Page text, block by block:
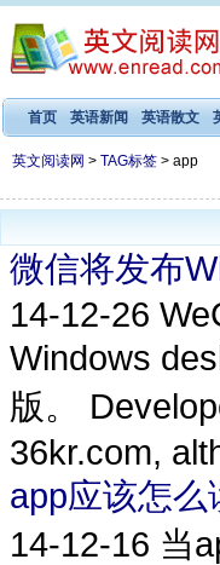
首页 英语新闻 英语散文
英文阅读网 > TAG标签 > app
微信将发布
14-12-26
Windows
版。
36kr.com,
app应该怎么
14-12-16 当